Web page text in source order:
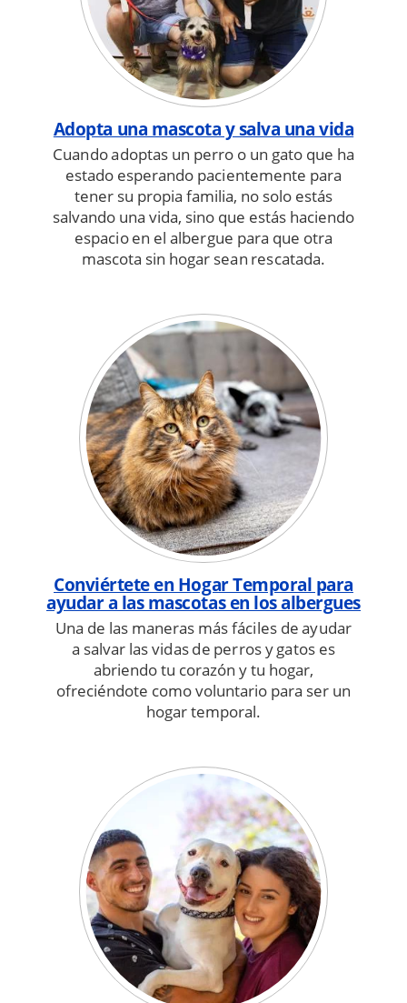
Adopta una mascota y salva una vida
Cuando adoptas un perro o un gato que ha
estado esperando pacientemente para
tener su propia familia, no solo estás
salvando una vida, sino que estás haciendo
espacio en el albergue para que otra
mascota sin hogar sean rescatada.
Conviértete en Hogar Temporal para
ayudar a las mascotas en los albergues
Una de las maneras más fáciles de ayudar
a salvar las vidas de perros y gatos es
abriendo tu corazón y tu hogar,
ofreciéndote como voluntario para ser un
hogar temporal.